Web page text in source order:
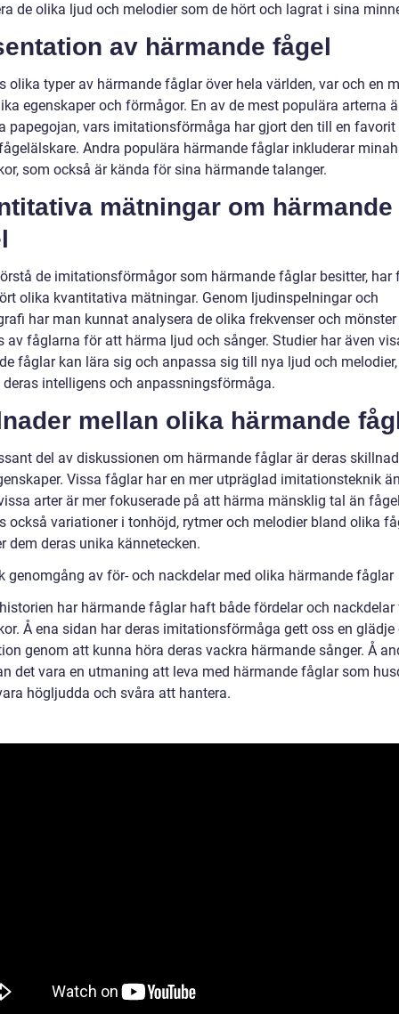
de olika ljud och melodier som de hört och lagrat i sina
av härmande fågel
olika typer av härmande fåglar över hela världen, var och en
egenskaper och förmågor. En av de mest populära arterna
papegojan, vars imitationsförmåga har gjort den till en favorit
Andra populära härmande fåglar inkluderar
som också är kända för sina härmande talanger.
mätningar om härmande
de imitationsförmågor som härmande fåglar besitter, har
olika kvantitativa mätningar. Genom ljudinspelningar och
har man kunnat analysera de olika frekvenser och
av fåglarna för att härma ljud och sånger. Studier har även
fåglar kan lära sig och anpassa sig till nya ljud och
deras intelligens och anpassningsförmåga.
mellan olika härmande
del av diskussionen om härmande fåglar är deras
Vissa fåglar har en mer utpräglad imitationsteknik
arter är mer fokuserade på att härma mänsklig tal än
också variationer i tonhöjd, rytmer och melodier bland olika
dem deras unika kännetecken.
genomgång av för- och nackdelar med olika härmande fåglar
har härmande fåglar haft både fördelar och nackdelar
Å ena sidan har deras imitationsförmåga gett oss en glädje
genom att kunna höra deras vackra härmande sånger. Å
det vara en utmaning att leva med härmande fåglar som
högljudda och svåra att hantera.